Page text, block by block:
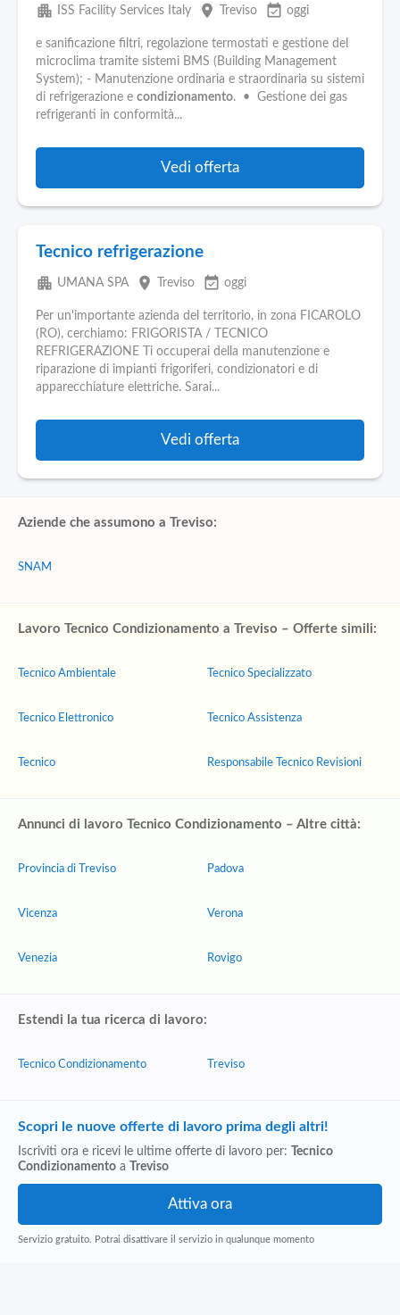
apartment ISS Facility Services Italy place Treviso event_available oggi
e sanificazione filtri, regolazione termostati e gestione del
microclima tramite sistemi BMS (Building Management
System); - Manutenzione ordinaria e straordinaria su sistemi
di refrigerazione e condizionamento. • Gestione dei gas
refrigeranti in conformità...
Vedi offerta
Tecnico refrigerazione
apartment UMANA SPA place Treviso event_available oggi
Per un'importante azienda del territorio, in zona FICAROLO
(RO), cerchiamo: FRIGORISTA / TECNICO
REFRIGERAZIONE Ti occuperai della manutenzione e
riparazione di impianti frigoriferi, condizionatori e di
apparecchiature elettriche. Sarai...
Vedi offerta
Aziende che assumono a Treviso:
SNAM
Lavoro Tecnico Condizionamento a Treviso – Offerte simili:
Tecnico Ambientale
Tecnico Elettronico
Tecnico
Tecnico Specializzato
Tecnico Assistenza
Responsabile Tecnico Revisioni
Annunci di lavoro Tecnico Condizionamento – Altre città:
Provincia di Treviso
Vicenza
Venezia
Padova
Verona
Rovigo
Estendi la tua ricerca di lavoro:
Tecnico Condizionamento Treviso
Scopri le nuove offerte di lavoro prima degli altri!
Iscriviti ora e ricevi le ultime offerte di lavoro per:
Tecnico
Condizionamento a Treviso
Servizio gratuito. Potrai disattivare il servizio in qualunque momento